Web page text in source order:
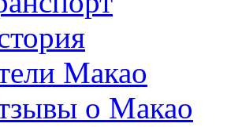
Макао
о Макао